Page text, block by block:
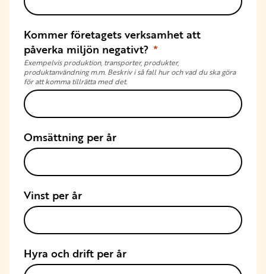
Kommer företagets verksamhet att
påverka miljön negativt?
Exempelvis produktion, transporter, produkter,
produktanvändning m.m. Beskriv i så fall hur och vad du ska göra
för att komma tillrätta med det.
Omsättning per år
Vinst per år
Hyra och drift per år